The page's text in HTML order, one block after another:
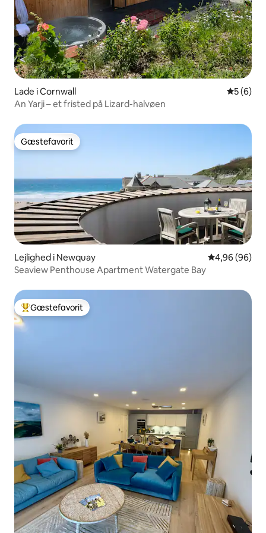
Lade i Cornwall 5 ud af 5
5 (6)
An Yarji – et fristed på Lizard-halvøen
Gæstefavorit
Gæstefavorit
Lejlighed i Newquay 4,96 ud af 5 i
4,96 (96)
Seaview Penthouse Apartment Watergate Bay
Bedste gæstefavorit
Gæstefavorit